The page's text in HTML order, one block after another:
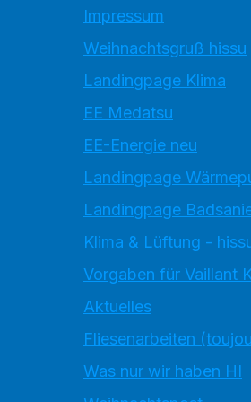
Impressum
Weihnachtsgruß hissu
Landingpage Klima
EE Medatsu
EE-Energie neu
Landingpage
Landingpage
Klima & Lüftung -
Vorgaben für Vaillant
Aktuelles
Fliesenarbeiten
Was nur wir haben HI